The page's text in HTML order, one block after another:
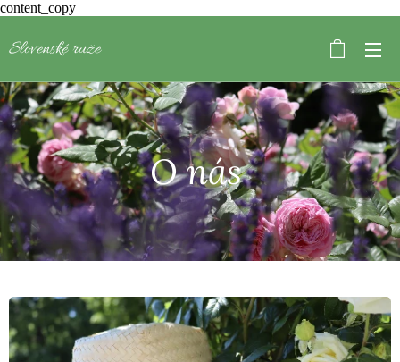
content_copy
Slovenské ruže
O nás